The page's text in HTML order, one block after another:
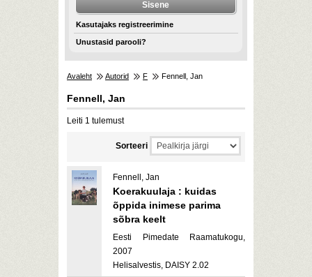
Kasutajaks registreerimine
Unustasid parooli?
Avaleht Autorid F Fennell, Jan
Fennell, Jan
Leiti 1 tulemust
Sorteeri
Fennell, Jan
Koerakuulaja : kuidas
õppida inimese parima
sõbra keelt
Eesti Pimedate Raamatukogu,
2007
Helisalvestis, DAISY 2.02